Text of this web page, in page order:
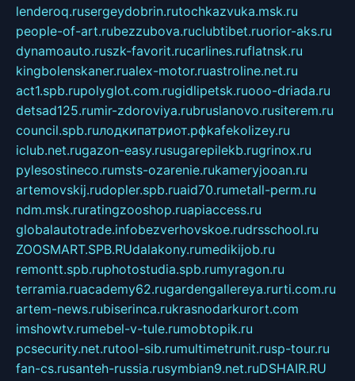
lenderoq.rusergeydobrin.rutochkazvuka.msk.ru
people-of-art.rubezzubova.ruclubtibet.ruorior-aks.ru
dynamoauto.ruszk-favorit.rucarlines.ruflatnsk.ru
kingbolenskaner.rualex-motor.ruastroline.net.ru
act1.spb.rupolyglot.com.rugidlipetsk.ruooo-driada.ru
detsad125.rumir-zdoroviya.rubruslanovo.rusiterem.ru
council.spb.ruлодкипатриот.рфkafekolizey.ru
iclub.net.rugazon-easy.rusugarepilekb.rugrinox.ru
pylesostineco.rumsts-ozarenie.rukameryjooan.ru
artemovskij.rudopler.spb.ruaid70.rumetall-perm.ru
ndm.msk.ruratingzooshop.ruapiaccess.ru
globalautotrade.infobezverhovskoe.rudrsschool.ru
ZOOSMART.SPB.RUdalakony.rumedikijob.ru
remontt.spb.ruphotostudia.spb.rumyragon.ru
terramia.ruacademy62.rugardengallereya.rurti.com.ru
artem-news.rubiserinca.rukrasnodarkurort.com
imshowtv.rumebel-v-tule.rumobtopik.ru
pcsecurity.net.rutool-sib.rumultimetrunit.rusp-tour.ru
fan-cs.rusanteh-russia.rusymbian9.net.ruDSHAIR.RU